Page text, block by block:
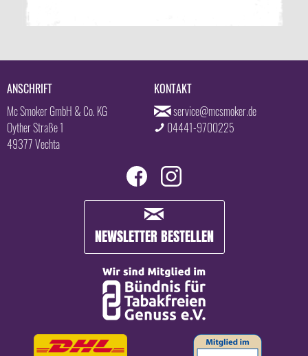
ANSCHRIFT
Mc Smoker GmbH & Co. KG
Oyther Straße 1
49377 Vechta
KONTAKT
service@mcsmoker.de
04441-9700225
NEWSLETTER BESTELLEN